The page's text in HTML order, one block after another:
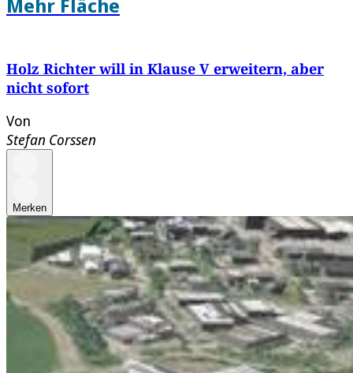
Holz Richter will in Klause V erweitern, aber
nicht sofort
Von
Stefan Corssen
Merken